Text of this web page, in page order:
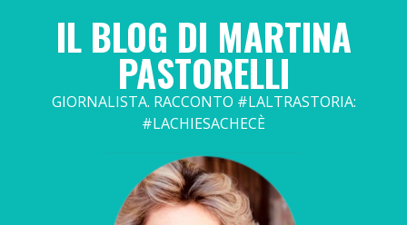
IL BLOG DI MARTINA
PASTORELLI
GIORNALISTA. RACCONTO #LALTRASTORIA:
#LACHIESACHECÈ